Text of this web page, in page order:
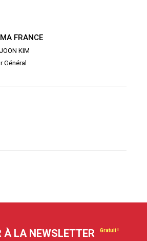
FRANCE
KIM
Général
À LA NEWSLETTER